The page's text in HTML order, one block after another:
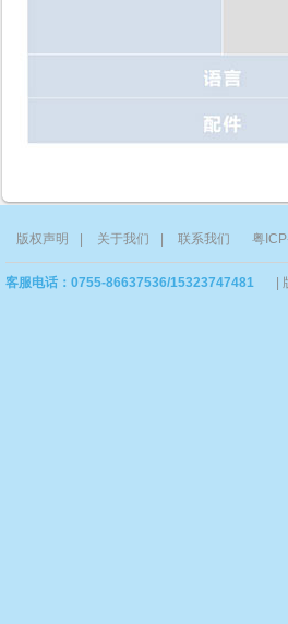
版权声明 关于我们 联系我们 粤
客服电话：0755-86637536/15323747481